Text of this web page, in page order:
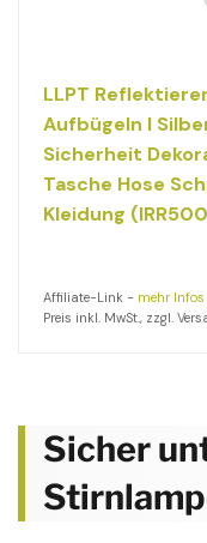
LLPT
Aufbügeln I
Sicherheit
Tasche Hose
Kleidung
Affiliate-Link - mehr Infos
Preis inkl. MwSt., zzgl.
Sicher